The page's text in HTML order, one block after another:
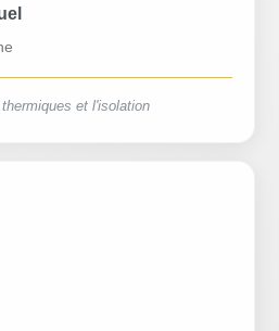
et l'isolation